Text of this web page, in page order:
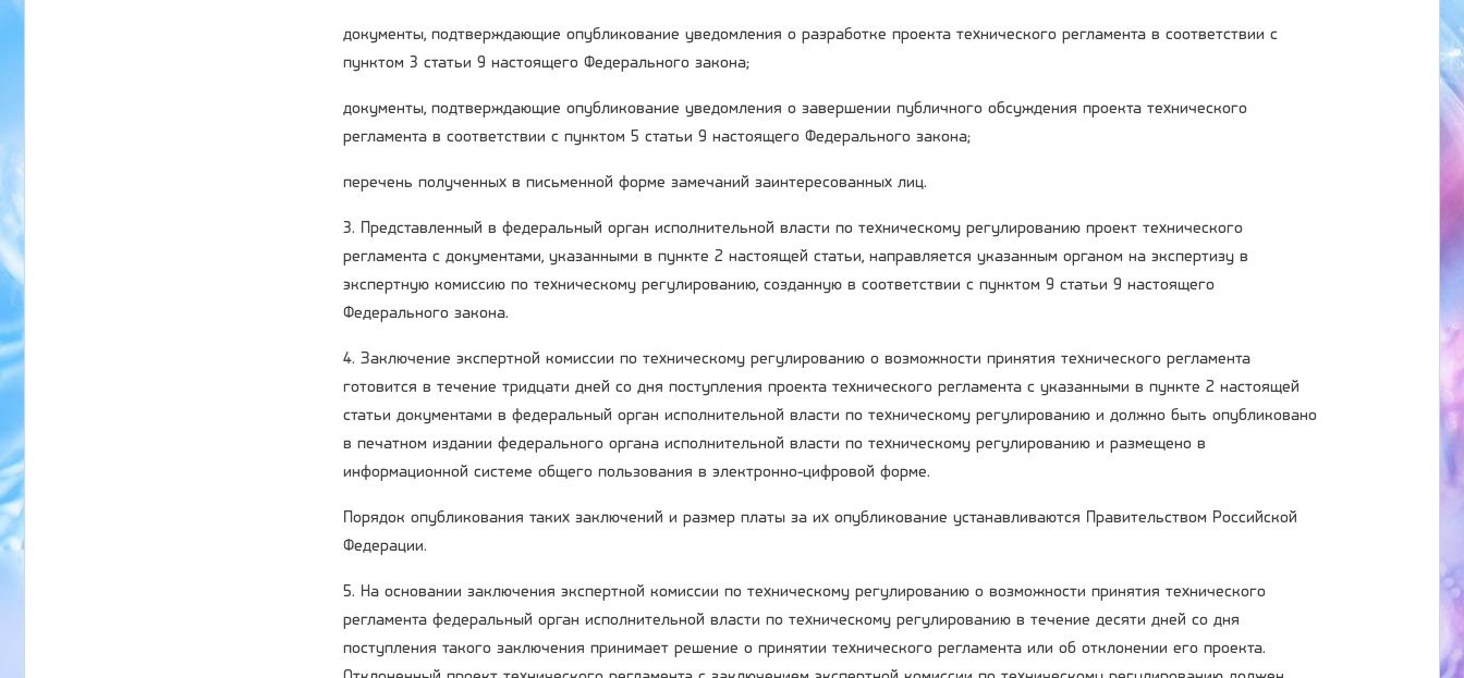
документы, подтверждающие опубликование уведомления о разработке проекта технического регламента в соответствии с
пунктом 3 статьи 9 настоящего Федерального закона;
документы, подтверждающие опубликование уведомления о завершении публичного обсуждения проекта технического
регламента в соответствии с пунктом 5 статьи 9 настоящего Федерального закона;
перечень полученных в письменной форме замечаний заинтересованных лиц.
3. Представленный в федеральный орган исполнительной власти по техническому регулированию проект технического
регламента с документами, указанными в пункте 2 настоящей статьи, направляется указанным органом на экспертизу в
экспертную комиссию по техническому регулированию, созданную в соответствии с пунктом 9 статьи 9 настоящего
Федерального закона.
4. Заключение экспертной комиссии по техническому регулированию о возможности принятия технического регламента
готовится в течение тридцати дней со дня поступления проекта технического регламента с указанными в пункте 2 настоящей
статьи документами в федеральный орган исполнительной власти по техническому регулированию и должно быть опубликовано
в печатном издании федерального органа исполнительной власти по техническому регулированию и размещено в
информационной системе общего пользования в электронно-цифровой форме.
Порядок опубликования таких заключений и размер платы за их опубликование устанавливаются Правительством Российской
Федерации.
5. На основании заключения экспертной комиссии по техническому регулированию о возможности принятия технического
регламента федеральный орган исполнительной власти по техническому регулированию в течение десяти дней со дня
поступления такого заключения принимает решение о принятии технического регламента или об отклонении его проекта.